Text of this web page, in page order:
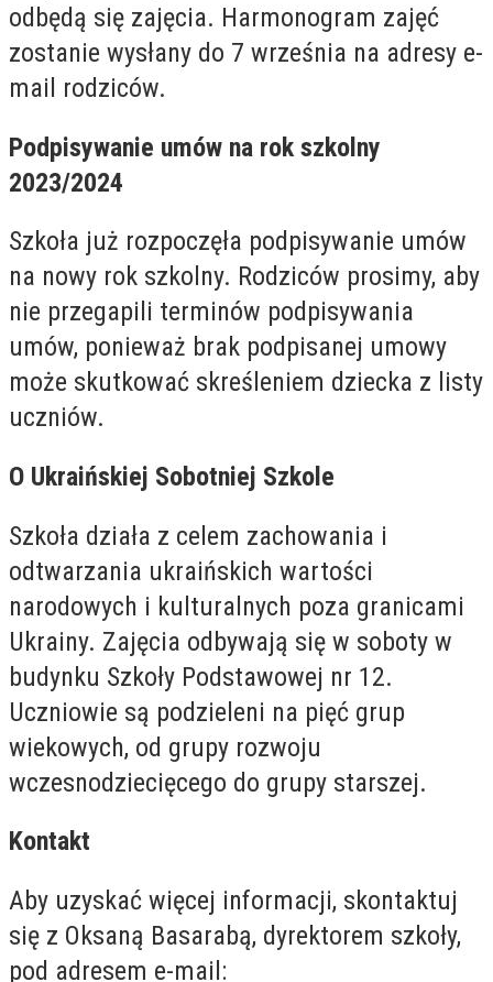
odbędą się zajęcia. Harmonogram zajęć
zostanie wysłany do 7 września na adresy e-
mail rodziców.
Podpisywanie umów na rok szkolny
2023/2024
Szkoła już rozpoczęła podpisywanie umów
na nowy rok szkolny. Rodziców prosimy, aby
nie przegapili terminów podpisywania
umów, ponieważ brak podpisanej umowy
może skutkować skreśleniem dziecka z listy
uczniów.
O Ukraińskiej Sobotniej Szkole
Szkoła działa z celem zachowania i
odtwarzania ukraińskich wartości
narodowych i kulturalnych poza granicami
Ukrainy. Zajęcia odbywają się w soboty w
budynku Szkoły Podstawowej nr 12.
Uczniowie są podzieleni na pięć grup
wiekowych, od grupy rozwoju
wczesnodziecięcego do grupy starszej.
Kontakt
Aby uzyskać więcej informacji, skontaktuj
się z Oksaną Basarabą, dyrektorem szkoły,
pod adresem e-mail: